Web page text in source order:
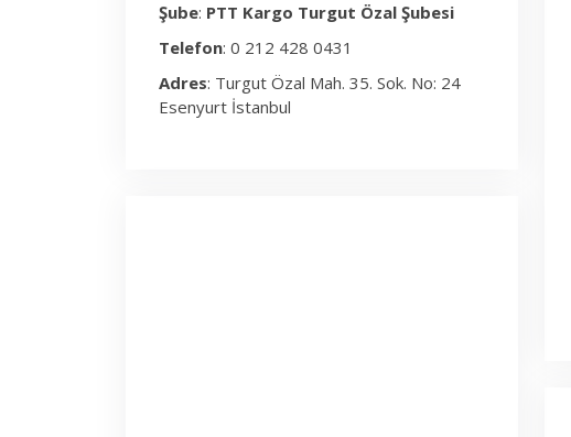
Şube: PTT Kargo Turgut Özal Şubesi
Telefon: 0 212 428 0431
Adres: Turgut Özal Mah. 35. Sok. No: 24
Esenyurt İstanbul